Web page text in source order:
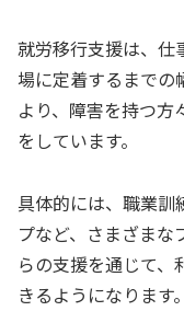
就労移行支援は、仕
場に定着するまでの
より、障害を持つ方
をしています。
具体的には、職業訓
プなど、さまざまな
らの支援を通じて、
きるようになります。